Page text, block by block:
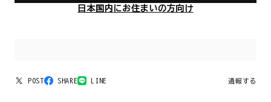
日本国内にお住まいの方向け
POST SHARE LINE 通報する